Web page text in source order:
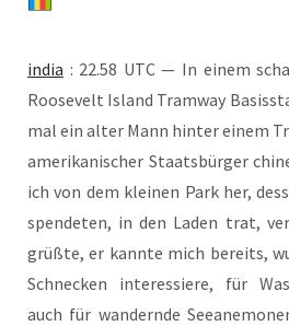
india : 22.58 UTC — In einem
Roo­se­velt Island Tram­way
mal ein alter Mann hin­ter einem
ame­ri­ka­ni­scher Staats­bür­ger
ich von dem klei­nen Park her,
spen­de­ten, in den Laden trat,
grüß­te, er kann­te mich bereits,
Schne­cken inter­es­sie­re, für
auch für wan­dern­de